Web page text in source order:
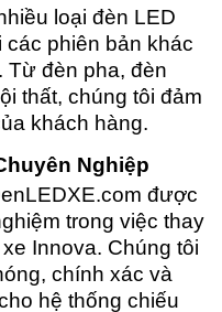
loại đèn LED
phiên bản khác
Từ đèn pha, đèn
thất, chúng tôi đảm
khách hàng.
Nghiệp
được
trong việc thay
Innova. Chúng tôi
chính xác và
hệ thống chiếu